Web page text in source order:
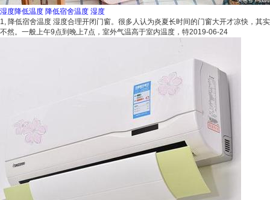
湿度降低温度 降低宿舍温度 湿度
1, 降低宿舍温度 湿度合理开闭门窗。很多人认为炎夏长时间的门窗大开才凉快，其实
不然。一般上午9点到晚上7点，室外气温高于室内温度，特2019-06-24